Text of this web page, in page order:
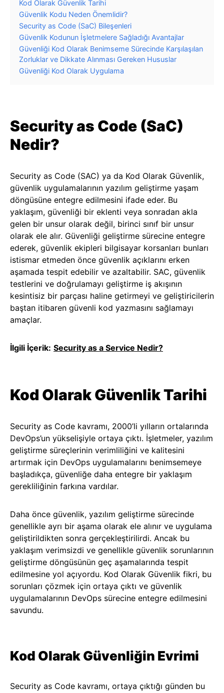
Kod Olarak Güvenlik Tarihi
Güvenlik Kodu Neden Önemlidir?
Security as Code (SaC) Bileşenleri
Güvenlik Kodunun İşletmelere Sağladığı Avantajlar
Güvenliği Kod Olarak Benimseme Sürecinde Karşılaşılan
Zorluklar ve Dikkate Alınması Gereken Hususlar
Güvenliği Kod Olarak Uygulama
Security as Code (SaC)
Nedir?
Security as Code (SAC) ya da Kod Olarak Güvenlik,
güvenlik uygulamalarının yazılım geliştirme yaşam
döngüsüne entegre edilmesini ifade eder. Bu
yaklaşım, güvenliği bir eklenti veya sonradan akla
gelen bir unsur olarak değil, birinci sınıf bir unsur
olarak ele alır. Güvenliği geliştirme sürecine entegre
ederek, güvenlik ekipleri bilgisayar korsanları bunları
istismar etmeden önce güvenlik açıklarını erken
aşamada tespit edebilir ve azaltabilir. SAC, güvenlik
testlerini ve doğrulamayı geliştirme iş akışının
kesintisiz bir parçası haline getirmeyi ve geliştiricilerin
baştan itibaren güvenli kod yazmasını sağlamayı
amaçlar.
İlgili İçerik: Security as a Service Nedir?
Kod Olarak Güvenlik Tarihi
Security as Code kavramı, 2000’li yılların ortalarında
DevOps’un yükselişiyle ortaya çıktı. İşletmeler, yazılım
geliştirme süreçlerinin verimliliğini ve kalitesini
artırmak için DevOps uygulamalarını benimsemeye
başladıkça, güvenliğe daha entegre bir yaklaşım
gerekliliğinin farkına vardılar.
Daha önce güvenlik, yazılım geliştirme sürecinde
genellikle ayrı bir aşama olarak ele alınır ve uygulama
geliştirildikten sonra gerçekleştirilirdi. Ancak bu
yaklaşım verimsizdi ve genellikle güvenlik sorunlarının
geliştirme döngüsünün geç aşamalarında tespit
edilmesine yol açıyordu. Kod Olarak Güvenlik fikri, bu
sorunları çözmek için ortaya çıktı ve güvenlik
uygulamalarının DevOps sürecine entegre edilmesini
savundu.
Kod Olarak Güvenliğin Evrimi
Security as Code kavramı, ortaya çıktığı günden bu